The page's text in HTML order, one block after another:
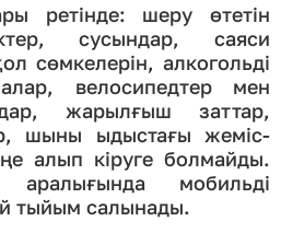
ретінде: шеру өтетін
сусындар, саяси
сөмкелерін, алкогольді
велосипедтер мен
жарылғыш заттар,
шыны ыдыстағы жеміс-
алып кіруге болмайды.
мобильді
тыйым салынады.